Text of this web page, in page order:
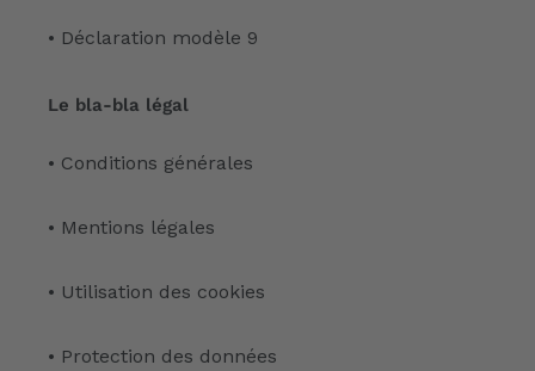
• Déclaration modèle 9
Le bla-bla légal
• Conditions générales
• Mentions légales
• Utilisation des cookies
• Protection des données